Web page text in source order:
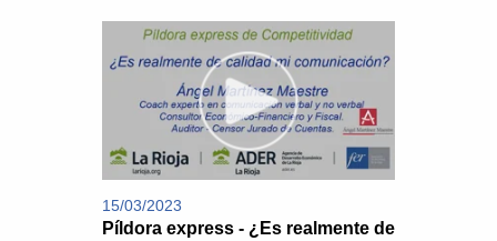
15/03/2023
Píldora express - ¿Es realmente de